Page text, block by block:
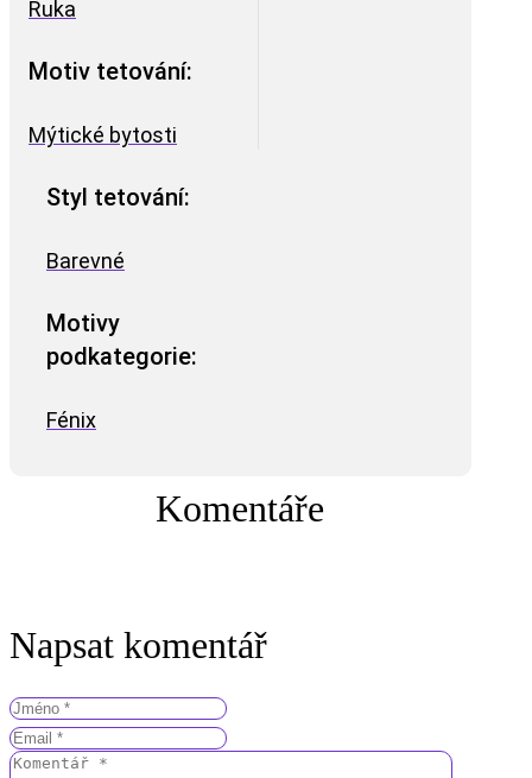
Ruka
Motiv tetování:
Mýtické bytosti
Styl tetování:
Barevné
Motivy
podkategorie:
Fénix
Komentáře
Napsat komentář